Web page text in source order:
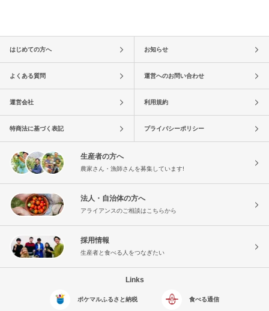
はじめての方へ お知らせ
よくある質問 運営へのお問い合わせ
運営会社 利用規約
特商法に基づく表記 プライバシーポリシー
生産者の方へ
農家さん・漁師さんを募集しています!
法人・自治体の方へ
アライアンスのご相談はこちらから
採用情報
生産者と食べる人をつなぎたい
Links
ポケマルふるさと納税 食べる通信